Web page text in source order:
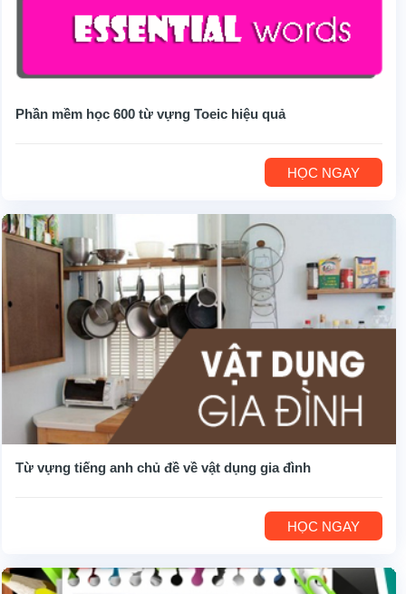
Phần mềm học 600 từ vựng Toeic hiệu quả
HỌC NGAY
Từ vựng tiếng anh chủ đề về vật dụng gia đình
HỌC NGAY